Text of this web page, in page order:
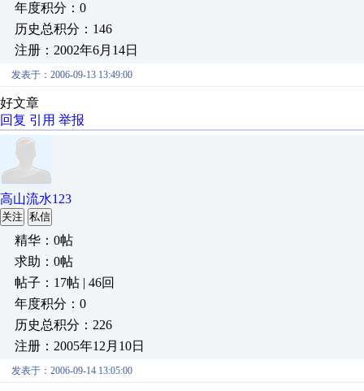
年度积分：0
历史总积分：146
注册：2002年6月14日
发表于：2006-09-13 13:49:00
好文章
回复 引用 举报
高山流水123
关注 私信
精华：0帖
求助：0帖
帖子：17帖 | 46回
年度积分：0
历史总积分：226
注册：2005年12月10日
发表于：2006-09-14 13:05:00